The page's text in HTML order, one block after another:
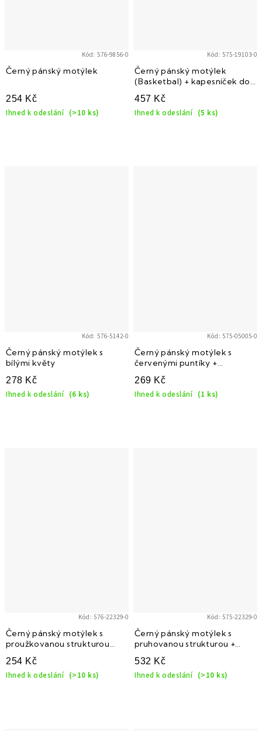
Černý pánský motýlek
254 Kč
Ihned k odeslání (>10 ks)
Kód: 576-9856-0
Černý pánský motýlek
(Basketbal) + kapesníček do
457 Kč
Ihned k odeslání (5 ks)
Kód:575-19103-0
Černý pánský motýlek s
bílými květy
278 Kč
Ihned k odeslání (6 ks)
Kód: 576-5142-0
Černý pánský motýlek s
červenými puntíky +
269 Kč
Ihned k odeslání (1 ks)
Kód:575-05005-0
Černý pánský motýlek s
proužkovanou strukturou
(Junior)
254 Kč
Ihned k odeslání (>10 ks)
Kód:576-22329-0
Černý pánský motýlek s
pruhovanou strukturou +
kapesníček do saka
532 Kč
Ihned k odeslání (>10 ks)
Kód:575-22329-0